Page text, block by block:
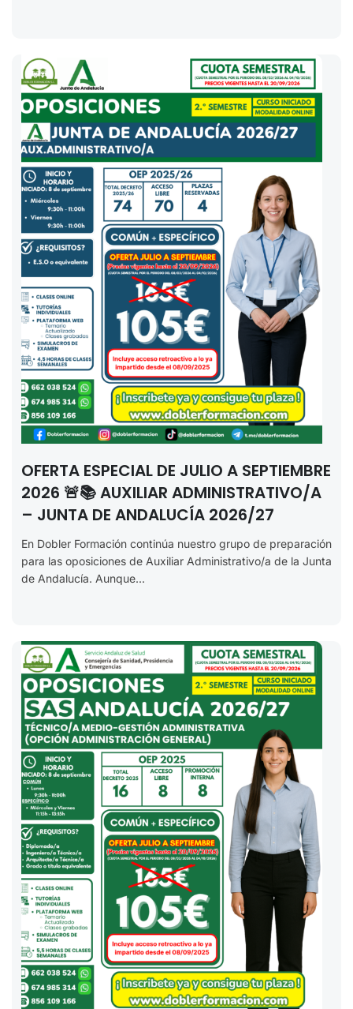
OFERTA ESPECIAL DE JULIO A SEPTIEMBRE
2026 🚨📚 AUXILIAR ADMINISTRATIVO/A
– JUNTA DE ANDALUCÍA 2026/27
En Dobler Formación continúa nuestro grupo de preparación
para las oposiciones de Auxiliar Administrativo/a de la Junta
de Andalucía. Aunque...